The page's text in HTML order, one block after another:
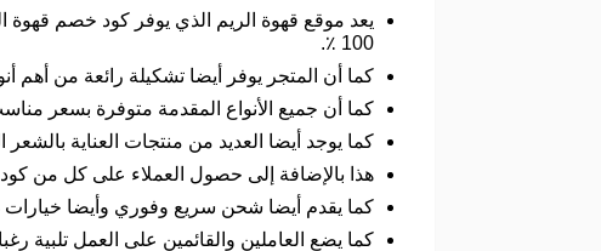
يعد موقع قهوة الريم الذي يوفر كود خصم قهوة
100 ٪.
كما أن المتجر يوفر أيضا تشكيلة رائعة من أهم
كما أن جميع الأنواع المقدمة متوفرة بسعر
كما يوجد أيضا العديد من منتجات العناية
هذا بالإضافة إلى حصول العملاء على كل من كود
كما يقدم أيضا شحن سريع وفوري وأيضا
كما يضع العاملين والقائمين على العمل تلبية